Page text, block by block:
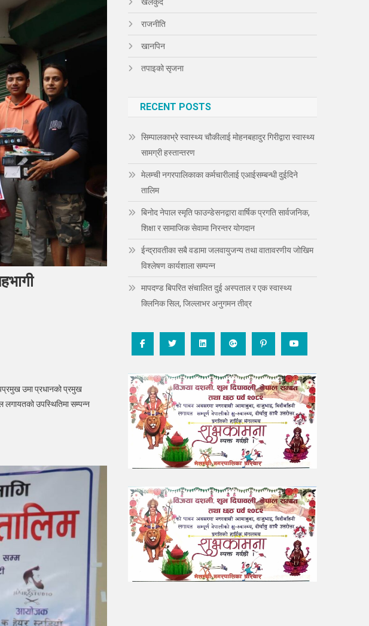
उमा प्रधानको प्रमुख
लगायतको उपस्थितिमा सम्पन्न
खेलकुद
राजनीति
खानपिन
तपाइको सृजना
RECENT POSTS
सिम्पालकाभ्रे स्वास्थ्य चौकीलाई मोहनबहादुर गिरीद्वारा स्वास्थ्य
सामग्री हस्तान्तरण
मेलम्ची नगरपालिकाका कर्मचारीलाई एआईसम्बन्धी दुईदिने
तालिम
बिनोद नेपाल स्मृति फाउन्डेसनद्वारा वार्षिक प्रगति सार्वजनिक,
शिक्षा र सामाजिक सेवामा निरन्तर योगदान
ईन्द्रावतीका सबै वडामा जलवायुजन्य तथा वातावरणीय जोखिम
विश्लेषण कार्यशाला सम्पन्न
मापदण्ड बिपरित संचालित दुई अस्पताल र एक स्वास्थ्य
क्लिनिक सिल, जिल्लाभर अनुगमन तीव्र